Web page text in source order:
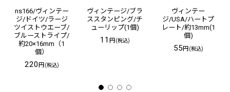
ns166/ヴィンテー
ジ/ドイツ/ラージ
ツイストウエーブ/
ブルーストライプ/
約20×16mm（1
個）
220円(税込)
ヴィンテージ/ブラ
ススタンピング/チ
ューリップ(1個)
11 円(税込)
ヴィンテー
ジ/USA/ハートプ
レート/約13mm(1
個)
55円(税込)